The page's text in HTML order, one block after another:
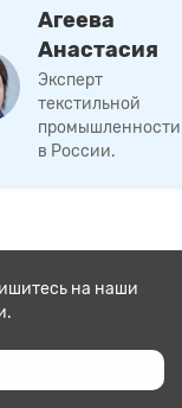
Агеева
Анастасия
Эксперт
текстильной
промышленности
в России.
на наши